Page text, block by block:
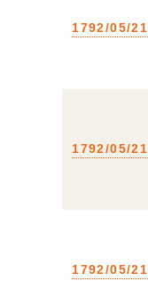
1792/05/21
1792/05/21
1792/05/21